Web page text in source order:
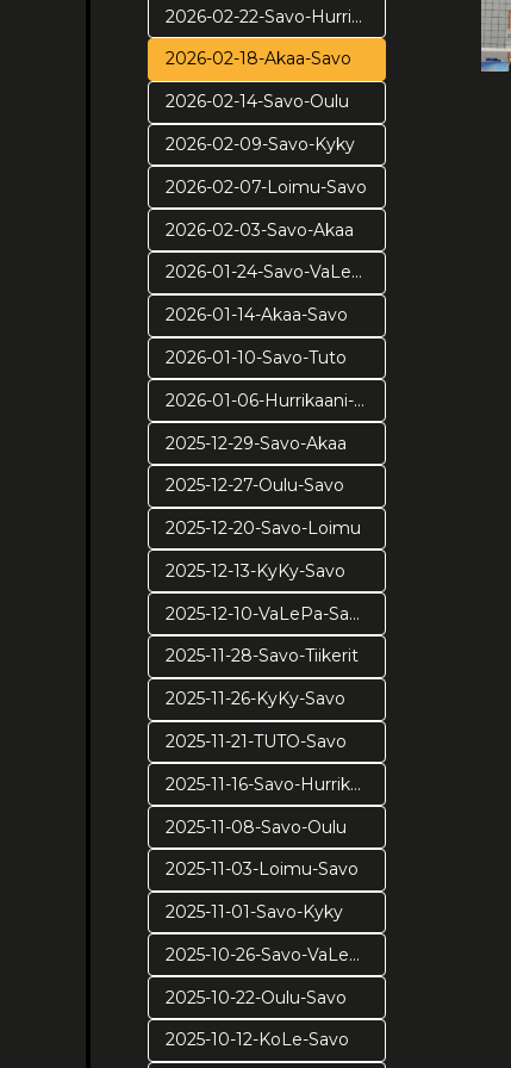
2026-02-22-Savo-Hurrikaani
2026-02-18-Akaa-Savo
2026-02-14-Savo-Oulu
2026-02-09-Savo-Kyky
2026-02-07-Loimu-Savo
2026-02-03-Savo-Akaa
2026-01-24-Savo-VaLePa
2026-01-14-Akaa-Savo
2026-01-10-Savo-Tuto
2026-01-06-Hurrikaani-Savo KUVAT: Juuso Riponiemi
2025-12-29-Savo-Akaa
2025-12-27-Oulu-Savo
2025-12-20-Savo-Loimu
2025-12-13-KyKy-Savo
2025-12-10-VaLePa-Savo
2025-11-28-Savo-Tiikerit
2025-11-26-KyKy-Savo
2025-11-21-TUTO-Savo
2025-11-16-Savo-Hurrikaani
2025-11-08-Savo-Oulu
2025-11-03-Loimu-Savo
2025-11-01-Savo-Kyky
2025-10-26-Savo-VaLePa
2025-10-22-Oulu-Savo
2025-10-12-KoLe-Savo